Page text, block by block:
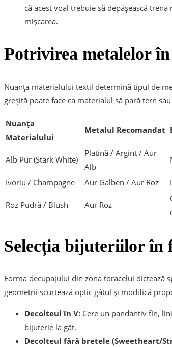
că acest voal trebuie să depășească
mișcarea.
Potrivirea metalelor
Nuanța materialului textil determină tipul de
greșită poate face ca materialul să pară tern
Nuanța
Materialului
Metalul Recomandat
Alb Pur (Stark White)
Platină / Argint / Aur
Alb
Ivoriu / Champagne Aur Galben / Aur Roz
Roz Pudră / Blush Aur Roz
Selecția bijuteriilor în
Forma decupajului din zona toracelui dictează
geometrii scurtează optic gâtul și modifică
Decolteul în V: Cere un pandantiv fin,
bijuterie la gât.
Decolteul fără bretele (Sweetheart/